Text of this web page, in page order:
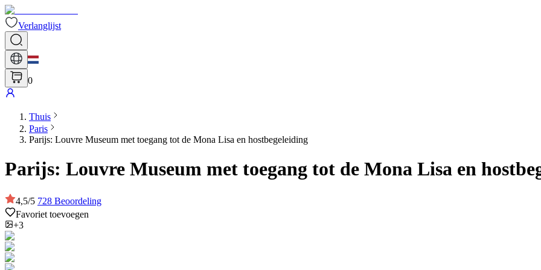
Verlanglijst
0
Thuis
Paris
Parijs: Louvre Museum met toegang tot de Mona Lisa en hostbegeleiding
Parijs: Louvre Museum met toegang tot de Mona Lisa en
4,5/5 728 Beoordeling
Favoriet toevoegen
+3